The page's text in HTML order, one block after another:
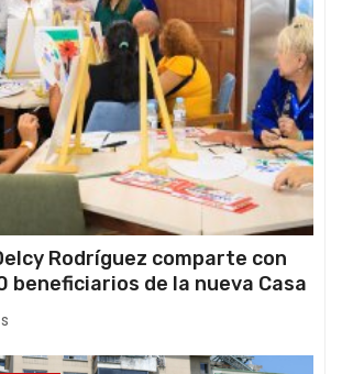
Rodríguez comparte con
beneficiarios de la nueva Casa
“La Primavera” en Caracas